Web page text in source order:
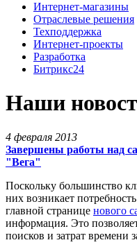
Интернет-магазины
Отраслевые решения
Техподдержка
Интернет-проекты
Разработка
Битрикс24
Наши
4 февраля 2013
Завершены работы над
"Вега"
Поскольку большинство
них возникает
главной странице нового
информация. Это
поисков и затрат времени